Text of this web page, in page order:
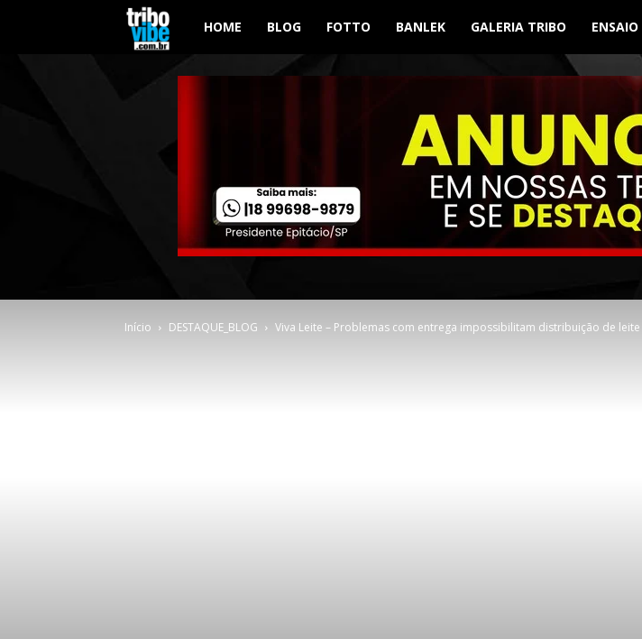
Tribo
Vibe
HOME BLOG FOTTO BANLEK GALERIA TRIBO ENSAIO
Início DESTAQUE_BLOG Viva Leite – Problemas com entrega impossibilitam distribuição de leite